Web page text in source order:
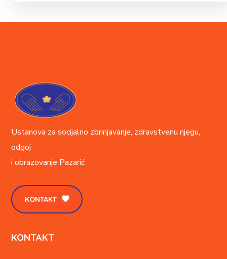
Ustanova za socijalno zbrinjavanje, zdravstvenu njegu,
odgoj
i obrazovanje Pazarić
KONTAKT
KONTAKT